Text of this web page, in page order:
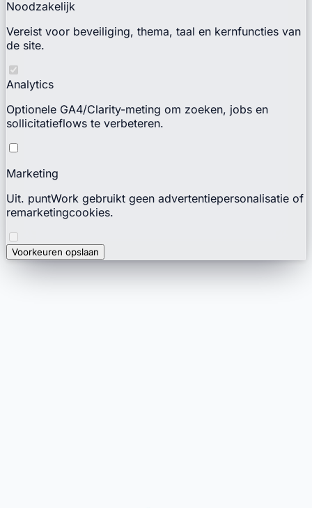
Noodzakelijk
Vereist voor beveiliging, thema, taal en kernfuncties van
de site.
Analytics
Optionele GA4/Clarity-meting om zoeken, jobs en
sollicitatieflows te verbeteren.
Marketing
Uit. puntWork gebruikt geen advertentiepersonalisatie of
remarketingcookies.
Voorkeuren opslaan